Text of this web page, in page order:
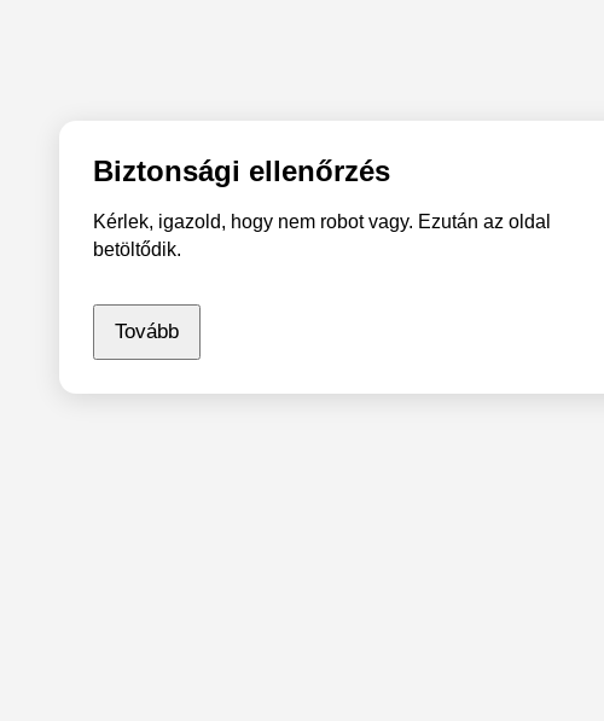
Biztonsági ellenőrzés
Kérlek, igazold, hogy nem robot vagy. Ezután az oldal
betöltődik.
Tovább